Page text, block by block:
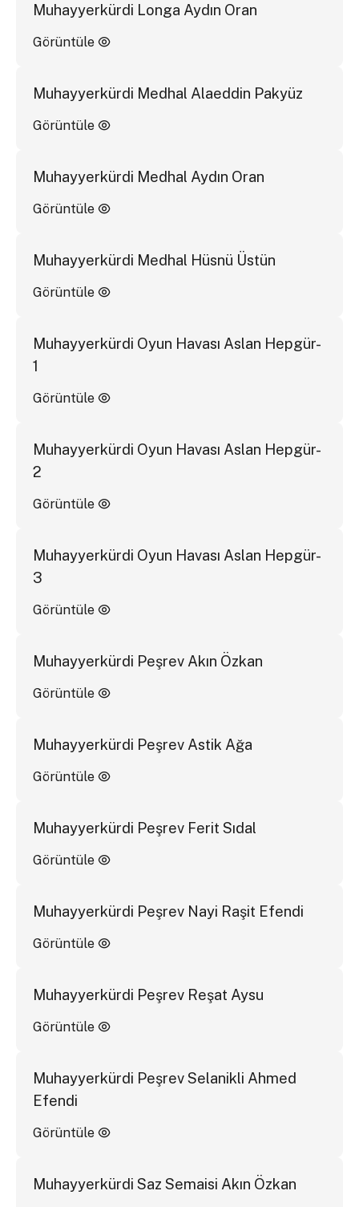
Muhayyerkürdi Longa Aydın Oran
Görüntüle
Muhayyerkürdi Medhal Alaeddin Pakyüz
Görüntüle
Muhayyerkürdi Medhal Aydın Oran
Görüntüle
Muhayyerkürdi Medhal Hüsnü Üstün
Görüntüle
Muhayyerkürdi Oyun Havası Aslan Hepgür-
1
Görüntüle
Muhayyerkürdi Oyun Havası Aslan Hepgür-
2
Görüntüle
Muhayyerkürdi Oyun Havası Aslan Hepgür-
3
Görüntüle
Muhayyerkürdi Peşrev Akın Özkan
Görüntüle
Muhayyerkürdi Peşrev Astik Ağa
Görüntüle
Muhayyerkürdi Peşrev Ferit Sıdal
Görüntüle
Muhayyerkürdi Peşrev Nayi Raşit Efendi
Görüntüle
Muhayyerkürdi Peşrev Reşat Aysu
Görüntüle
Muhayyerkürdi Peşrev Selanikli Ahmed
Efendi
Görüntüle
Muhayyerkürdi Saz Semaisi Akın Özkan